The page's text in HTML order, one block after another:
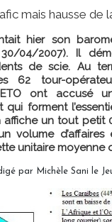
mais hausse de
hier son
04/2007). Il
de scie. Au
62 tour-
ont accusé
forment
affiche un tout petit
volume
unitaire moyenne
par Michèle Sani le